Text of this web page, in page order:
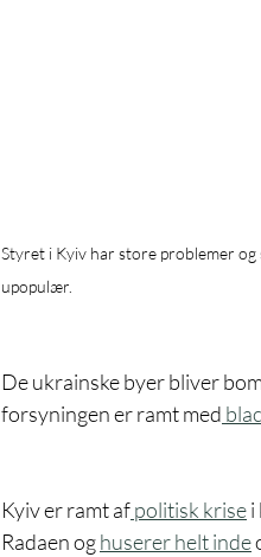
Styret i Kyiv har store problemer
upopulær.
De ukrainske byer bliver
forsyningen er ramt med
Kyiv er ramt af politisk krise i
Radaen og huserer helt inde